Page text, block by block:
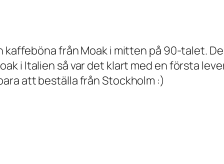
kaffeböna från Moak i mitten på 90-talet.
i Italien så var det klart med en första
att beställa från Stockholm :)